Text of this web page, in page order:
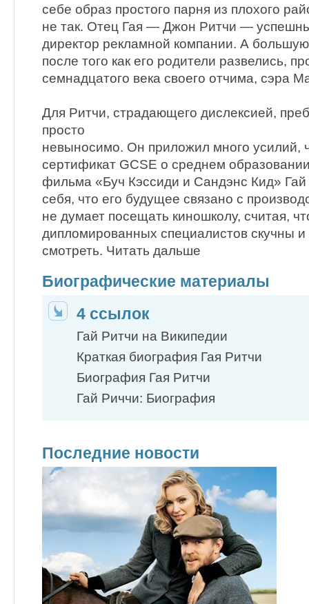
себе образ простого парня из плохого
не так. Отец Гая — Джон Ритчи —
директор рекламной компании. А
после того как его родители развелись,
семнадцатого века своего отчима, сэра
Для Ритчи, страдающего дислексией,
просто
невыносимо. Он приложил много усилий,
сертификат GCSE о среднем
фильма «Буч Кэссиди и Сандэнс Кид»
себя, что его будущее связано с
не думает посещать киношколу, считая,
дипломированных специалистов скучны
смотреть. Читать дальше
Биографические материалы
4 ссылок
Гай Ритчи на Википедии
Краткая биография Гая Ритчи
Биография Гая Ритчи
Гай Риччи: Биография
Последние новости